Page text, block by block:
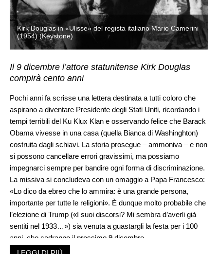
Kirk Douglas in «Ulisse» del regista italiano Mario Camerini
(1954) (Keystone)
Il 9 dicembre l’attore statunitense Kirk Douglas
compirà cento anni
Pochi anni fa scrisse una lettera destinata a tutti coloro che
aspirano a diventare Presidente degli Stati Uniti, ricordando i
tempi terribili del Ku Klux Klan e osservando felice che Barack
Obama vivesse in una casa (quella Bianca di Washinghton)
costruita dagli schiavi. La storia prosegue – ammoniva – e non
si possono cancellare errori gravissimi, ma possiamo
impegnarci sempre per bandire ogni forma di discriminazione.
La missiva si concludeva con un omaggio a Papa Francesco:
«Lo dico da ebreo che lo ammira: è una grande persona,
importante per tutte le religioni». È dunque molto probabile che
l’elezione di Trump («I suoi discorsi? Mi sembra d’averli già
sentiti nel 1933…») sia venuta a guastargli la festa per i 100
anni, che cadranno il prossimo 9 dicembre.
Stiamo parlando di Issur Danielovitch Demski, nato a New